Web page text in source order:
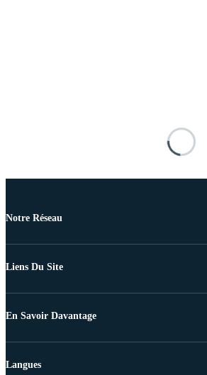
Notre Réseau
Liens Du Site
En Savoir Davantage
Langues